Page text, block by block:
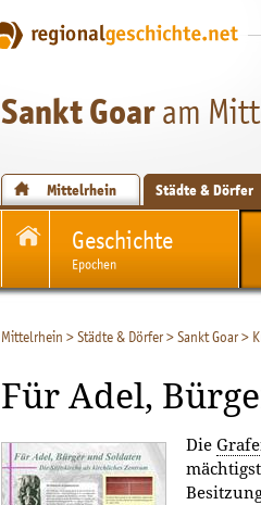
Sankt Goaram
Mittelrhein Städte & Dörfer
Geschichte
Epochen
Mittelrhein >Städte & Dörfer>Sankt Goar>
Für Adel,
Die